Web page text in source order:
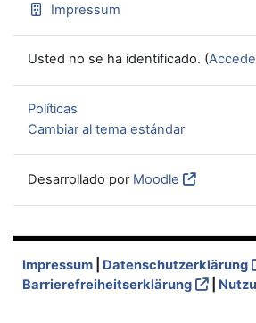
Impressum
Usted no se ha identificado. (
Políticas
Cambiar al tema estándar
Desarrollado por Moodle
Impressum Datenschutzerklärung
Barrierefreiheitserklärung